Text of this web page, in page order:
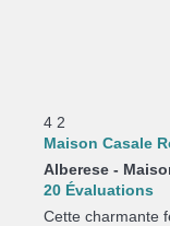
4 2
Maison Casale
Alberese -
20 Évaluations
Cette charmante